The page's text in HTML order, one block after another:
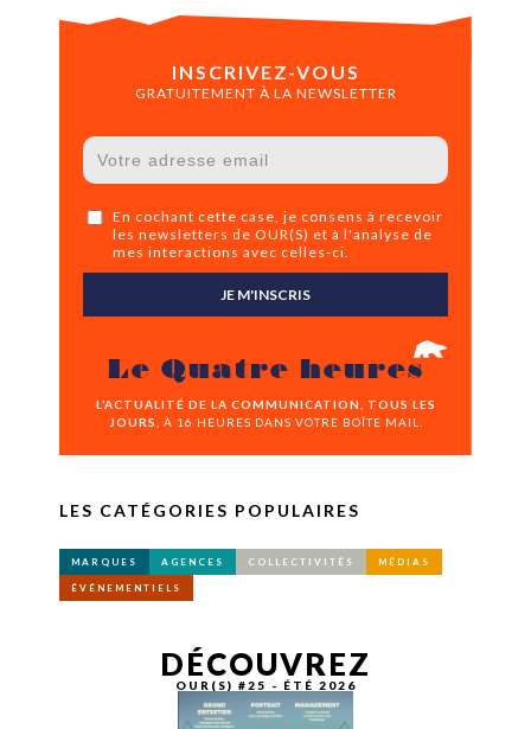
INSCRIVEZ-VOUS
GRATUITEMENT À LA NEWSLETTER
En cochant cette case, je consens à recevoir
les newsletters de OUR(S) et à l'analyse de
mes interactions avec celles-ci.
JE M'INSCRIS
Le Quatre heures
L’ACTUALITÉ DE LA COMMUNICATION, TOUS LES
JOURS,
À 16 HEURES DANS VOTRE BOÎTE MAIL.
LES CATÉGORIES POPULAIRES
MARQUES AGENCES COLLECTIVITÉS MÉDIAS
ÉVÉNEMENTIELS
DÉCOUVREZ
OUR(S) #25 - ÉTÉ 2026